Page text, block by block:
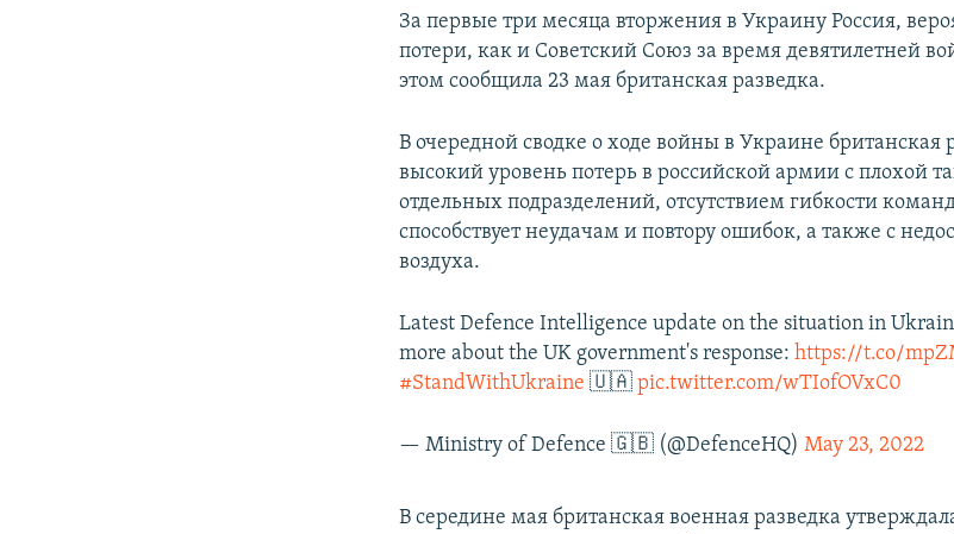
За первые три месяца вторжения в Украину Россия,
потери, как и Советский Союз за время девятилетней
этом сообщила 23 мая британская разведка.
В очередной сводке о ходе войны в Украине британская
высокий уровень потерь в российской армии с плохой
отдельных подразделений, отсутствием гибкости
способствует неудачам и повтору ошибок, а также с
воздуха.
Latest Defence Intelligence update on the situation in
more about the UK government's response:https://t.co/
#StandWithUkraine 🇺🇦pic.twitter.com/wTIofOVxC0
— Ministry of Defence 🇬🇧 (@DefenceHQ)May 23, 2022
В середине мая британская военная разведка